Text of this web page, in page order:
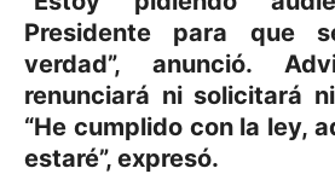
Presidente para que
verdad”, anunció.
renunciará ni solicitará
“He cumplido con la ley,
estaré”, expresó.